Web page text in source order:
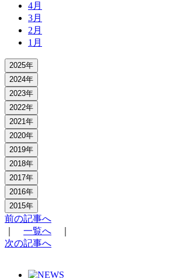
4月
3月
2月
1月
2025年
2024年
2023年
2022年
2021年
2020年
2019年
2018年
2017年
2016年
2015年
前の記事へ
一覧へ
次の記事へ